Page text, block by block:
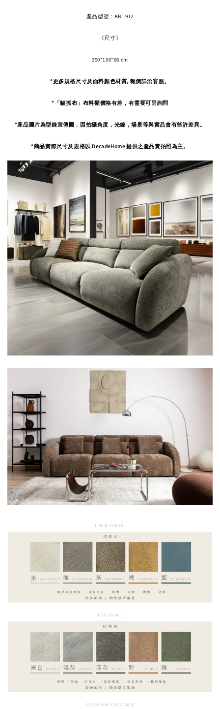
產品型號：KBL-912
《尺寸》
290*106*86 cm
*更多規格尺寸及面料顏色材質, 報價詳洽客服。
*「貓抓布」布料類價格有差，有需要可另詢問
*產品圖片為型錄宣傳圖，因拍攝角度， 光線，場景等與實品會有些許差異。
*商品實際尺寸及規格以 DecadeHome 提供之產品實拍照為主。